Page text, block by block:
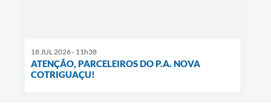
18 JUL 2026 - 11h38
ATENÇÃO, PARCELEIROS DO P.A. NOVA
COTRIGUAÇU!